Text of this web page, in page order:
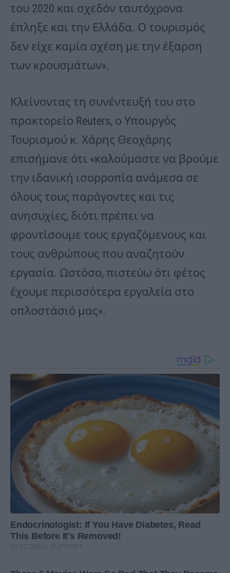
του 2020 και σχεδόν ταυτόχρονα
έπληξε και την Ελλάδα. Ο τουρισμός
δεν είχε καμία σχέση με την έξαρση
των κρουσμάτων».
Κλείνοντας τη συνέντευξή του στο
πρακτορείο Reuters, ο Υπουργός
Τουρισμού κ. Χάρης Θεοχάρης
επισήμανε ότι «καλούμαστε να βρούμε
την ιδανική ισορροπία ανάμεσα σε
όλους τους παράγοντες και τις
ανησυχίες, διότι πρέπει να
φροντίσουμε τους εργαζόμενους και
τους ανθρώπους που αναζητούν
εργασία. Ωστόσο, πιστεύω ότι φέτος
έχουμε περισσότερα εργαλεία στο
οπλοστάσιό μας».